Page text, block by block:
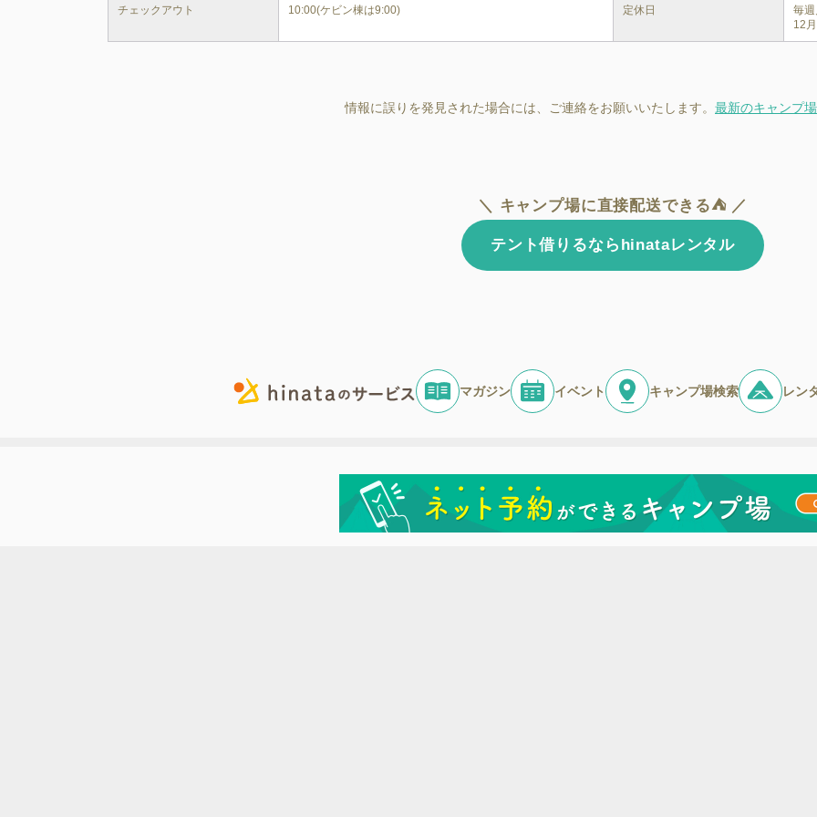
チェックアウト 10:00(ケビン棟は9:00) 定休日
毎
12
情報に誤りを発見された場合には、ご連絡をお願いいたします。 最新のキャンプ
＼ キャンプ場に直接配送できる⛺ ／
テント借りるならhinataレンタル
マガジン イベント キャンプ場検索 レン